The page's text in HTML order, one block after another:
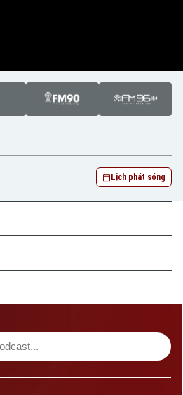
Tòa soạn
0865.116.699
Lịch phát sóng